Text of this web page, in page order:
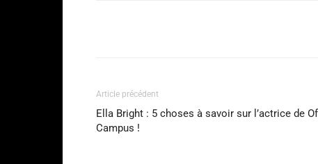
Article précédent
Ella Bright : 5 choses à savoir sur l’actrice de
Campus !